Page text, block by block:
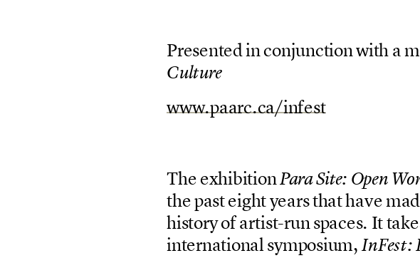
Presentedinconjunctionwitham
Culture
www.paarc.ca/infest
TheexhibitionParaSite: OpenWo
thepasteightyearsthathavemad
historyofartist-runspaces. Ittake
internationalsymposium, InFest: